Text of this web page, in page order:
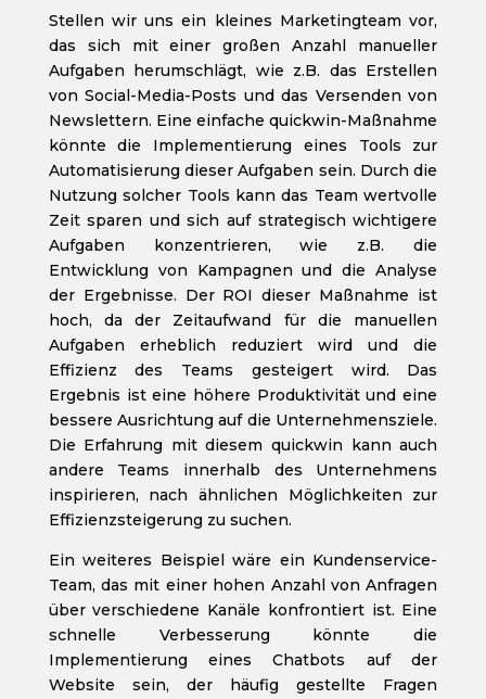
Stellen wir uns ein kleines Marketingteam vor,
das sich mit einer großen Anzahl manueller
Aufgaben herumschlägt, wie z.B. das Erstellen
von Social-Media-Posts und das Versenden von
Newslettern. Eine einfache quickwin-Maßnahme
könnte die Implementierung eines Tools zur
Automatisierung dieser Aufgaben sein. Durch die
Nutzung solcher Tools kann das Team wertvolle
Zeit sparen und sich auf strategisch wichtigere
Aufgaben konzentrieren, wie z.B. die
Entwicklung von Kampagnen und die Analyse
der Ergebnisse. Der ROI dieser Maßnahme ist
hoch, da der Zeitaufwand für die manuellen
Aufgaben erheblich reduziert wird und die
Effizienz des Teams gesteigert wird. Das
Ergebnis ist eine höhere Produktivität und eine
bessere Ausrichtung auf die Unternehmensziele.
Die Erfahrung mit diesem quickwin kann auch
andere Teams innerhalb des Unternehmens
inspirieren, nach ähnlichen Möglichkeiten zur
Effizienzsteigerung zu suchen.
Ein weiteres Beispiel wäre ein Kundenservice-
Team, das mit einer hohen Anzahl von Anfragen
über verschiedene Kanäle konfrontiert ist. Eine
schnelle Verbesserung könnte die
Implementierung eines Chatbots auf der
Website sein, der häufig gestellte Fragen